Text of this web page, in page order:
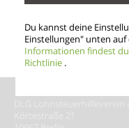
Du kannst deine
Einstellungen" unten
Informationen findest
Richtlinie .